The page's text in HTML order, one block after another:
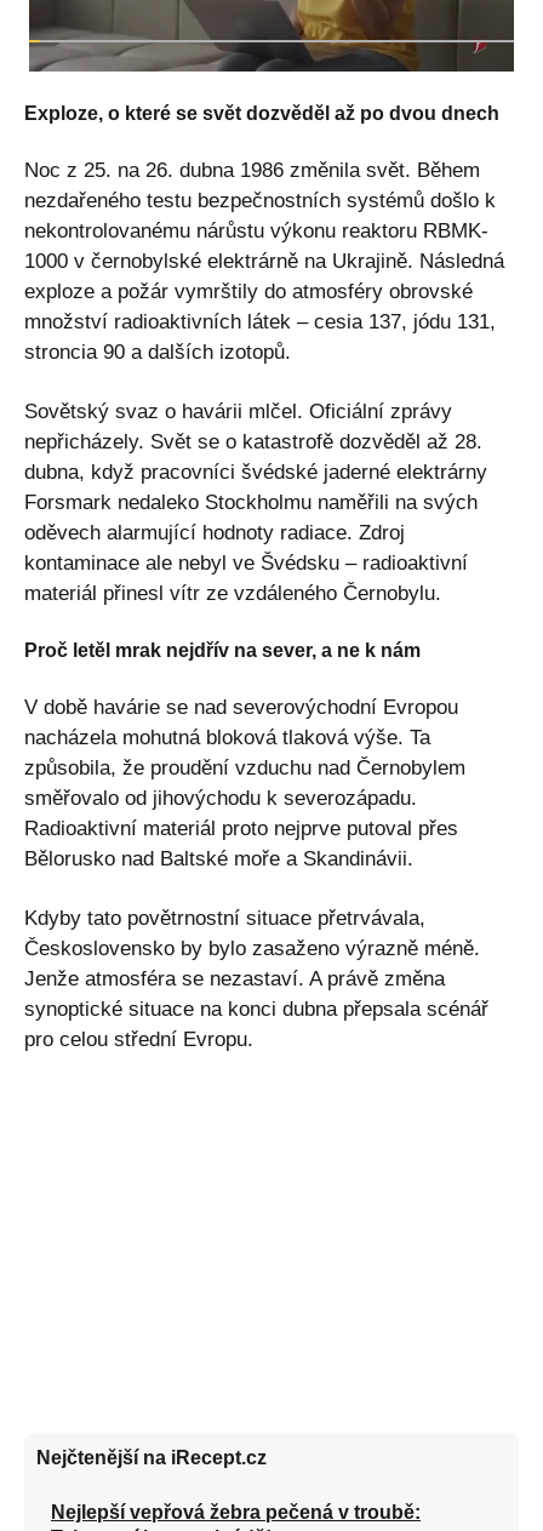
Exploze, o které se svět dozvěděl až po dvou dnech
Noc z 25. na 26. dubna 1986 změnila svět. Během
nezdařeného testu bezpečnostních systémů došlo k
nekontrolovanému nárůstu výkonu reaktoru RBMK-
1000 v černobylské elektrárně na Ukrajině. Následná
exploze a požár vymrštily do atmosféry obrovské
množství radioaktivních látek – cesia 137, jódu 131,
stroncia 90 a dalších izotopů.
Sovětský svaz o havárii mlčel. Oficiální zprávy
nepřicházely. Svět se o katastrofě dozvěděl až 28.
dubna, když pracovníci švédské jaderné elektrárny
Forsmark nedaleko Stockholmu naměřili na svých
oděvech alarmující hodnoty radiace. Zdroj
kontaminace ale nebyl ve Švédsku – radioaktivní
materiál přinesl vítr ze vzdáleného Černobylu.
Proč letěl mrak nejdřív na sever, a ne k nám
V době havárie se nad severovýchodní Evropou
nacházela mohutná bloková tlaková výše. Ta
způsobila, že proudění vzduchu nad Černobylem
směřovalo od jihovýchodu k severozápadu.
Radioaktivní materiál proto nejprve putoval přes
Bělorusko nad Baltské moře a Skandinávii.
Kdyby tato povětrnostní situace přetrvávala,
Československo by bylo zasaženo výrazně méně.
Jenže atmosféra se nezastaví. A právě změna
synoptické situace na konci dubna přepsala scénář
pro celou střední Evropu.
Nejčtenější na iRecept.cz
Nejlepší vepřová žebra pečená v troubě: